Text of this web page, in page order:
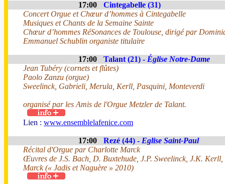
17:00
Cintegabelle (31)
Concert Orgue et Chœur d’hommes à Cintegabelle
Musiques et Chants de la Semaine Sainte
Chœur d’hommes RéSonances de Toulouse, dirigé par
Emmanuel Schublin organiste titulaire
17:00 Talant (21) - Église Notre-Dame
Jean Tubéry (cornets et flûtes)
Paolo Zanzu (orgue)
Sweelinck, Gabrieli, Merula, Kerll, Pasquini, Monteverdi
organisé par les Amis de l'Orgue Metzler de Talant.
Lien : www.ensemblelafenice.com
17:00 Rezé (44) - Eglise Saint-Paul
Récital d'Orgue par Charlotte Marck
Œuvres de J.S. Bach, D. Buxtehude, J.P. Sweelinck, J.K.
Marck (« Jadis et Naguère » 2010)